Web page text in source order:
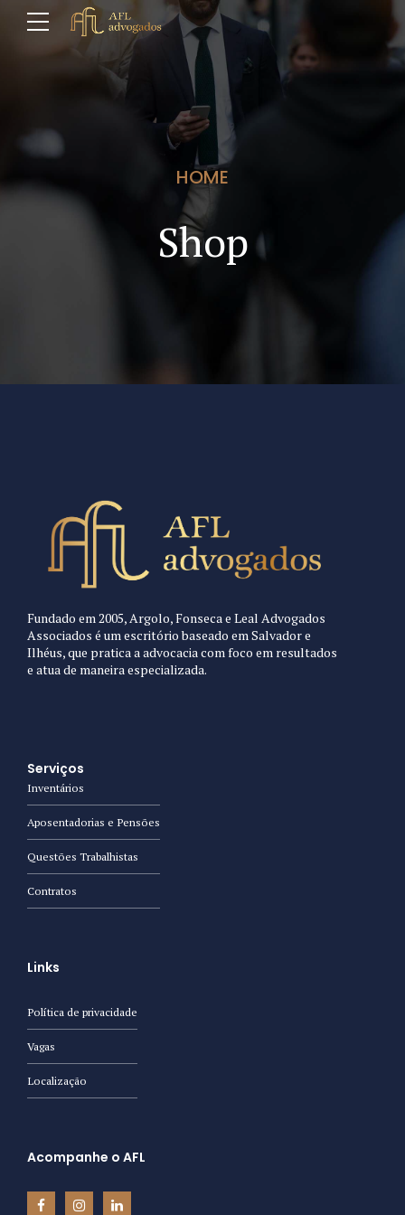
HOME
Shop
Fundado em 2005, Argolo, Fonseca e Leal Advogados
Associados é um escritório baseado em Salvador e
Ilhéus, que pratica a advocacia com foco em resultados
e atua de maneira especializada.
Serviços
Inventários
Aposentadorias e Pensões
Questões Trabalhistas
Contratos
Links
Política de privacidade
Vagas
Localização
Acompanhe o AFL